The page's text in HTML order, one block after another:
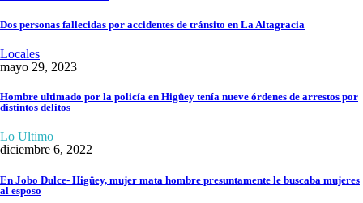
Dos personas fallecidas por accidentes de tránsito en La Altagracia
Locales
mayo 29, 2023
Hombre ultimado por la policía en Higüey tenía nueve órdenes de arrestos por
distintos delitos
Lo Ultimo
diciembre 6, 2022
En Jobo Dulce- Higüey, mujer mata hombre presuntamente le buscaba mujeres
al esposo